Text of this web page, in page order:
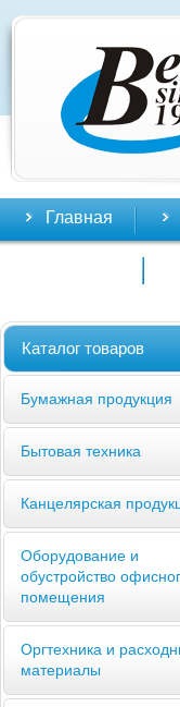
Главная
Каталог товаров
Бумажная продукция
Бытовая техника
Канцелярская
Оборудование и
обустройство
помещения
Оргтехника и
материалы